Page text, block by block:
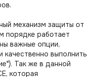
механизм защиты от
порядке работает
важные опции,
качественно выполнить
Так же в данной
которая